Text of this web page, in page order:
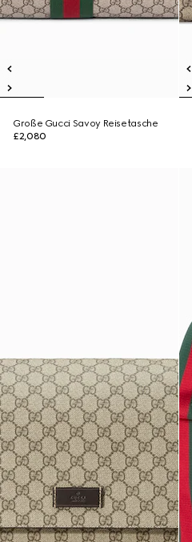
Große Gucci Savoy Reisetasche
£2,080